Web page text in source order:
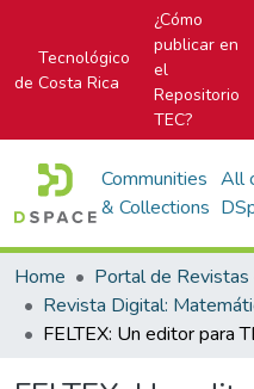
Tecnológico
de Costa Rica
¿Cómo
publicar en
el
Repositorio
TEC?
Communities
& Collections
All
Home
FELTEX: Un editor para